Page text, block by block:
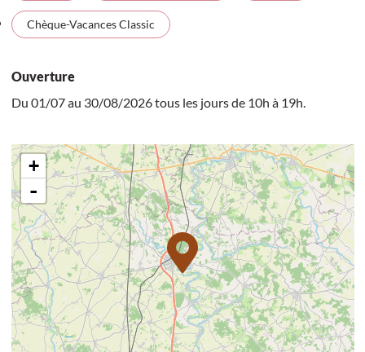
Chèque-Vacances Classic
Ouverture
Du 01/07 au 30/08/2026 tous les jours de 10h à 19h.
+
-